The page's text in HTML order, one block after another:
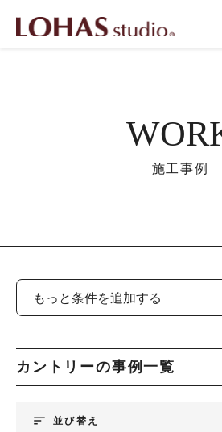
施工事例
もっと条件を追加する
カントリーの事例一覧
sort
並び替え